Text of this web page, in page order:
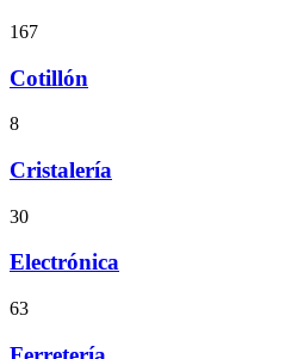
167
Cotillón
8
Cristalería
30
Electrónica
63